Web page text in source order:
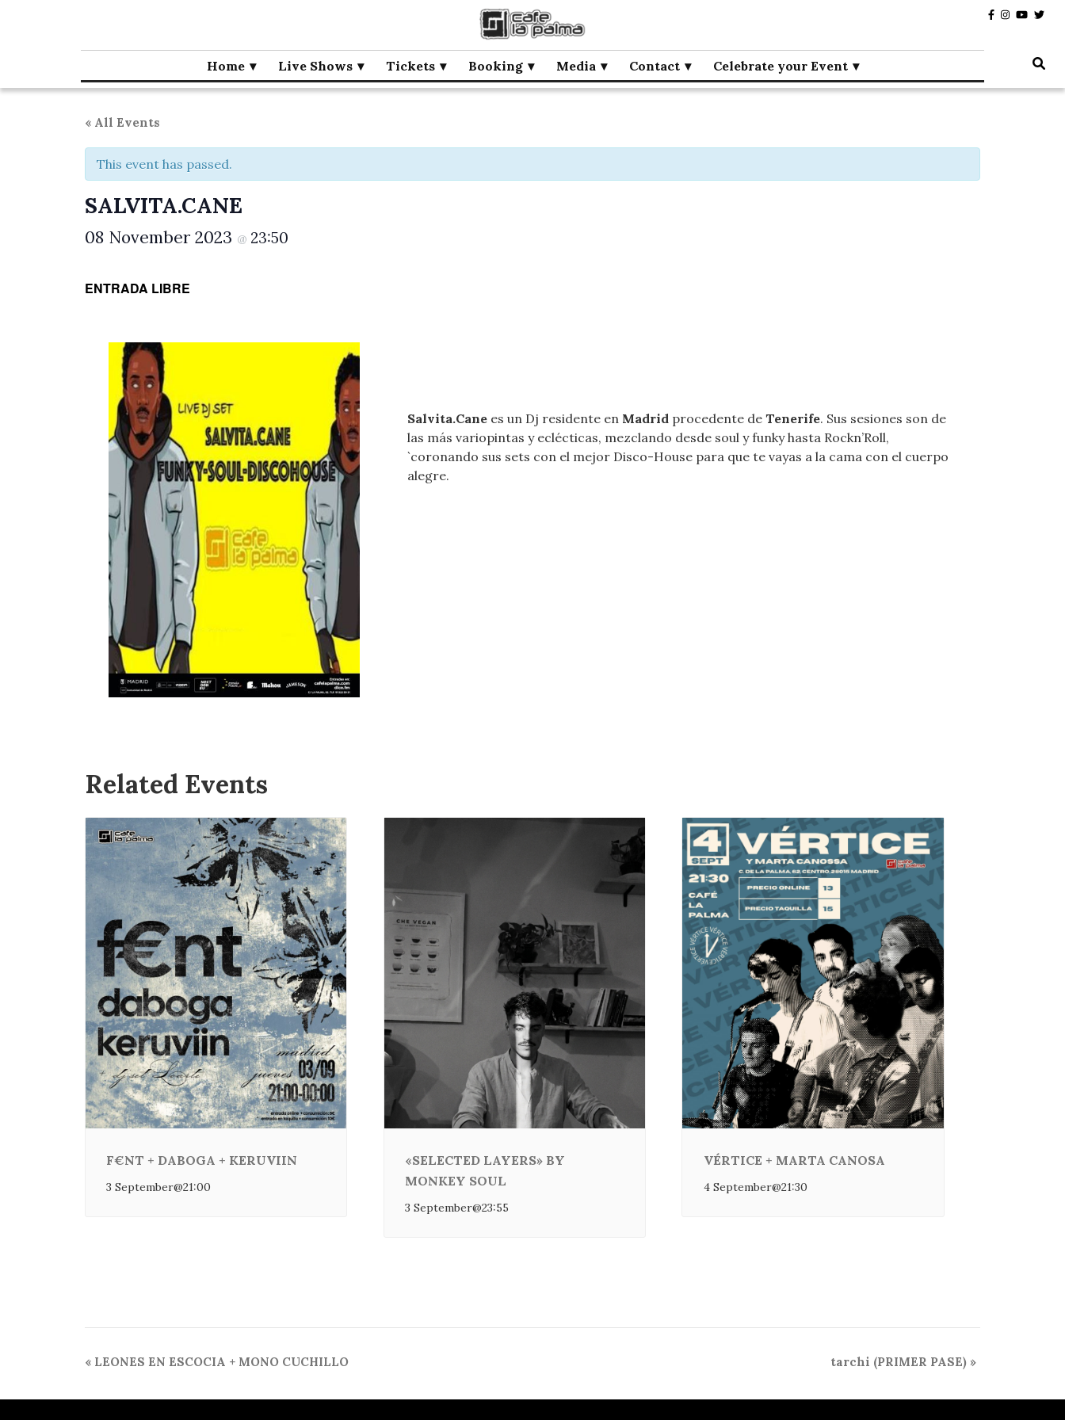
Café la Palma
Programming live music in Madrid since 1995.
Home Live Shows Tickets Booking Media Contact Celebrate your Event
« All Events
This event has passed.
SALVITA.CANE
08 November 2023 @ 23:50
ENTRADA LIBRE
Salvita.Canees un Dj residente en Madrid procedente de Tenerife. Sus sesiones son de
las más variopintas y eclécticas, mezclando desde soul y funky hasta Rockn’Roll,
`coronando sus sets con el mejor Disco-House para que te vayas a la cama con el cuerpo
alegre.
Related Events
F€NT + DABOGA + KERUVIIN
3 September@21:00
«SELECTED LAYERS» BY
MONKEY SOUL
3 September@23:55
VÉRTICE + MARTA CANOSA
4 September@21:30
Event
« LEONES EN ESCOCIA + MONO CUCHILLO tarchi (PRIMER PASE) »